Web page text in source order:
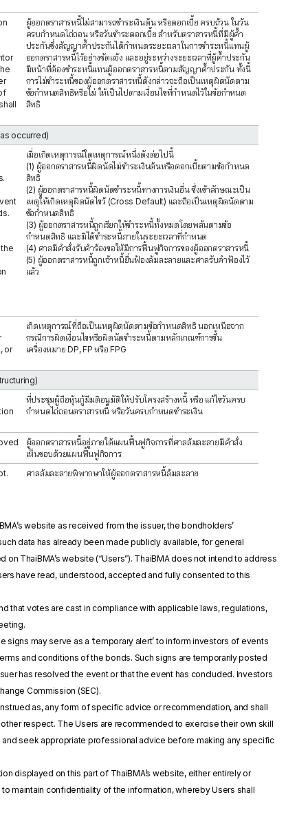
ผู้ออกตราสารหนี้ไม่สามารถชำระเงินต้น หรือดอกเบี้ย ครบถ้วน ในวัน
ครบกำหนดไถ่ถอน หรือวันชำระดอกเบี้ย สำหรับตราสารหนี้ที่มีผู้ค้ำ
ประกันซึ่งสัญญาค้ำประกันได้กำหนดระยะเวลาในการชำระหนี้แทนผู้
ออกตราสารหนี้ไว้อย่างชัดแจ้ง และอยู่ระหว่างระยะเวลาที่ผู้ค้ำประกัน
มีหน้าที่ต้องชำระหนี้แทนผู้ออกตราสารหนี้ตามสัญญาค้ำประกัน ทั้งนี้
การไม่ชำระหนี้ของผู้ออกตราสารหนี้ดังกล่าวจะถือเป็นเหตุผิดนัดตาม
ข้อกำหนดสิทธิหรือไม่ ให้เป็นไปตามเงื่อนไขที่กำหนดไว้ในข้อกำหนด
สิทธิ
occurred)
เมื่อเกิดเหตุการณ์ใดเหตุการณ์หนึ่งดังต่อไปนี้
(1) ผู้ออกตราสารหนี้ผิดนัดไม่ชำระเงินต้นหรือดอกเบี้ยตามข้อกำหนด
สิทธิ
(2) ผู้ออกตราสารหนี้ผิดนัดชำระหนี้ทางการเงินอื่น ซึ่งเข้าลักษณะเป็น
เหตุให้เกิดเหตุผิดนัดไขว้ (Cross Default) และถือเป็นเหตุผิดนัดตาม
ข้อกำหนดสิทธิ
(3) ผู้ออกตราสารหนี้ถูกเรียกให้ชำระหนี้ทั้งหมดโดยพลันตามข้อ
กำหนดสิทธิ และมิได้ชำระหนี้ภายในระยะเวลาที่กำหนด
(4) ศาลมีคำสั่งรับคำร้องขอให้มีการฟื้นฟูกิจการของผู้ออกตราสารหนี้
(5) ผู้ออกตราสารหนี้ถูกเจ้าหนี้ยื่นฟ้องล้มละลายและศาลรับคำฟ้องไว้
แล้ว
or
เกิดเหตุการณ์ที่ถือเป็นเหตุผิดนัดตามข้อกำหนดสิทธิ นอกเหนือจาก
กรณีการผิดเงื่อนไขหรือผิดนัดชำระหนี้ตามหลักเกณฑ์การขึ้น
เครื่องหมาย DP, FP หรือ FPG
ที่ประชุมผู้ถือหุ้นกู้มีมติอนุมัติให้ปรับโครงสร้างหนี้ หรือ แก้ไขวันครบ
กำหนดไถ่ถอนตราสารหนี้ หรือวันครบกำหนดชำระเงิน
ผู้ออกตราสารหนี้อยู่ภายใต้แผนฟื้นฟูกิจการที่ศาลล้มละลายมีคำสั่ง
เห็นชอบด้วยแผนฟื้นฟูกิจการ
ศาลล้มละลายพิพากษาให้ผู้ออกตราสารหนี้ล้มละลาย
website as received from the issuer, the bondholders’
data has already been made publicly available, for general
ThaiBMA’s website (“Users”). ThaiBMA does not intend to address
have read, understood, accepted and fully consented to this
that votes are cast in compliance with applicable laws, regulations,
may serve as a ‘temporary alert’ to inform investors of events
and conditions of the bonds. Such signs are temporarily posted
has resolved the event or that the event has concluded. Investors
Commission (SEC).
as, any form of specific advice or recommendation, and shall
respect. The Users are recommended to exercise their own skill
seek appropriate professional advice before making any specific
displayed on this part of ThaiBMA’s website, either entirely or
maintain confidentiality of the information, whereby Users shall